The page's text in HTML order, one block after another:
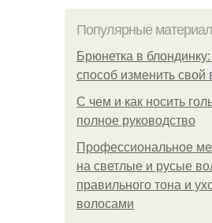
Популярные
Брюнетка в
способ изменить
С чем и как носить
полное руководство
Профессиональное
на светлые и русые
правильного тона и
волосами